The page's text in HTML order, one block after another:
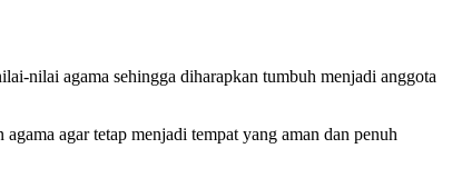
nilai agama sehingga diharapkan tumbuh menjadi anggota
agar tetap menjadi tempat yang aman dan penuh